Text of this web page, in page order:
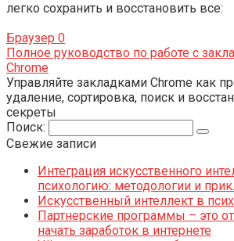
легко сохранить и восстановить все:
Браузер 0
Полное руководство по работе с
Chrome
Управляйте закладками Chrome как
удаление, сортировка, поиск и
секреты
Поиск:
Свежие записи
Интеграция искусственного
психологию: методологии и
Искусственный интеллект в
Партнерские программы – это
начать заработок в интернете